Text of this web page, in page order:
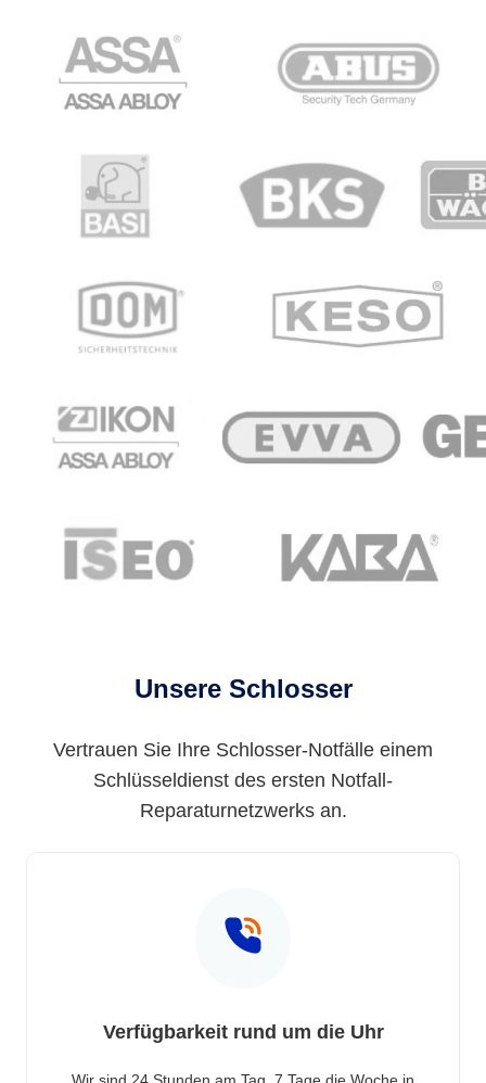
Unsere Schlosser
Vertrauen Sie Ihre Schlosser-Notfälle einem
Schlüsseldienst des ersten Notfall-
Reparaturnetzwerks an.
Verfügbarkeit rund um die Uhr